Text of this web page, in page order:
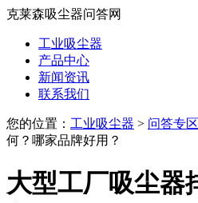
克莱森吸尘器问答网
工业吸尘器
产品中心
新闻资讯
联系我们
您的位置： 工业吸尘器 > 问答专区
何？哪家品牌好用？
大型工厂吸尘器